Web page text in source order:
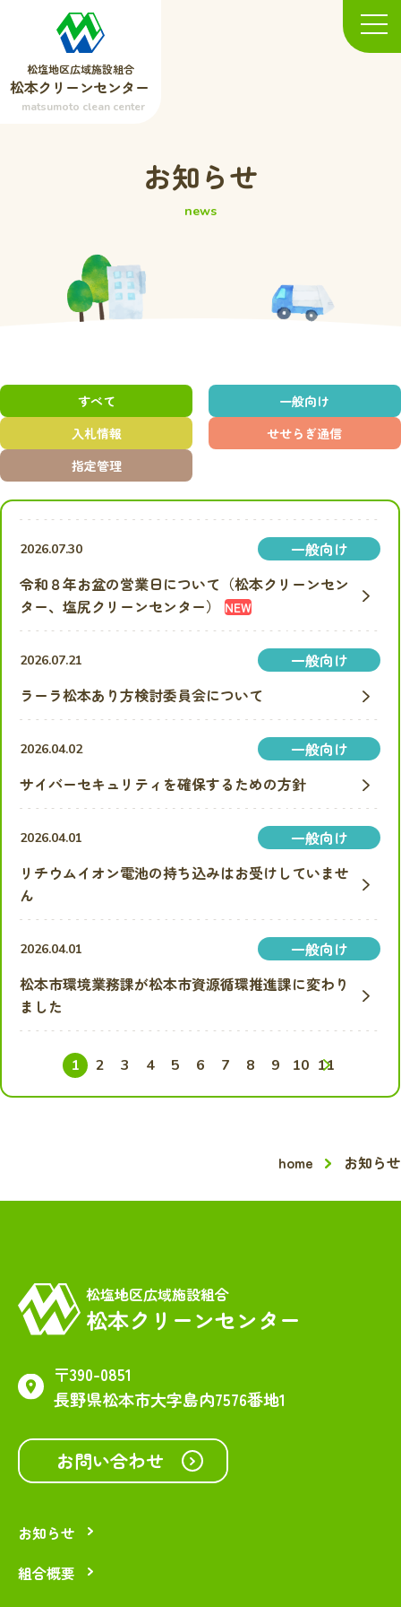
松塩地区広域施設組合
松本クリーンセンター
matsumoto clean center
お知らせ
news
すべて
一般向け
入札情報
せせらぎ通信
指定管理
2026.07.30
一般向け
令和８年お盆の営業日について（松本クリーンセン
ター、塩尻クリーンセンター）
NEW
2026.07.21
一般向け
ラーラ松本あり方検討委員会について
2026.04.02
一般向け
サイバーセキュリティを確保するための方針
2026.04.01
一般向け
リチウムイオン電池の持ち込みはお受けしていませ
ん
2026.04.01
一般向け
松本市環境業務課が松本市資源循環推進課に変わり
ました
1 2 3 4 5 6 7 8 9 10 11
次へ
home お知らせ
松塩地区広域施設組合
松本クリーンセンター
〒390-0851
長野県松本市大字島内7576番地1
お問い合わせ
お知らせ
組合概要